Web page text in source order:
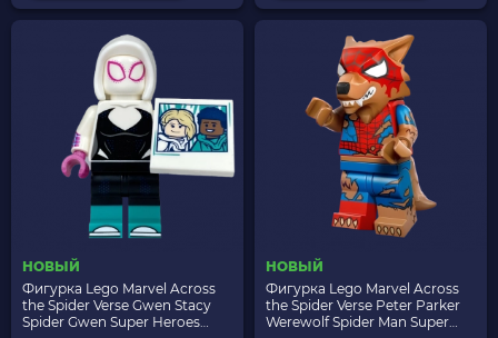
НОВЫЙ
Фигурка Lego Marvel Across
the Spider Verse Gwen Stacy
Spider Gwen Super Heroes
НОВЫЙ
Фигурка Lego Marvel Across
the Spider Verse Peter Parker
Werewolf Spider Man Super